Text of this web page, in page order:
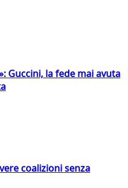
Guccini, la fede mai avuta
coalizioni senza